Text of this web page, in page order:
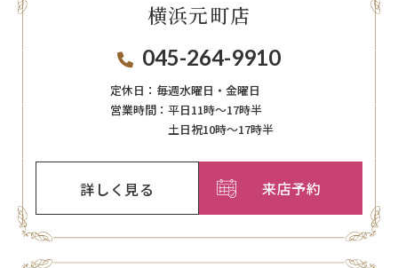
横浜元町店
045-264-9910
定休日： 毎週⽔曜⽇‧⾦曜⽇
営業時間： 平日11時～17時半
土日祝10時～17時半
詳しく見る 来店予約